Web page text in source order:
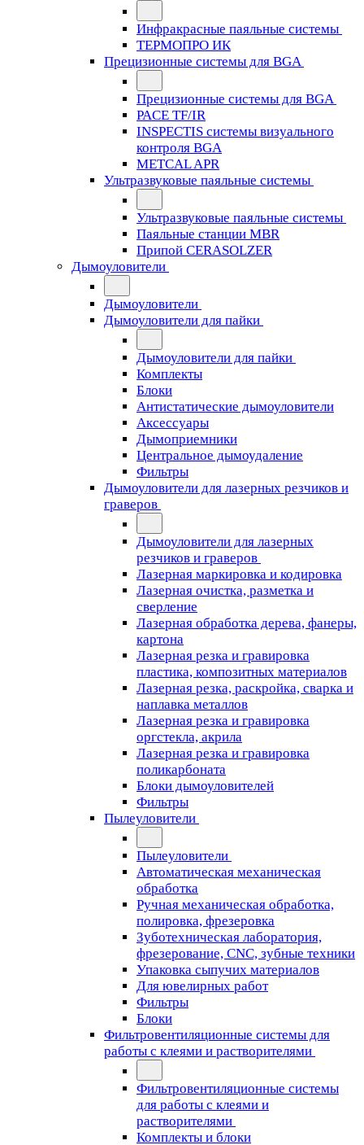
Инфракрасные паяльные системы
ТЕРМОПРО ИК
Прецизионные системы для BGA
Прецизионные системы для BGA
PACE TF/IR
INSPECTIS системы визуального
контроля BGA
METCAL APR
Ультразвуковые паяльные системы
Ультразвуковые паяльные системы
Паяльные станции MBR
Припой CERASOLZER
Дымоуловители
Дымоуловители
Дымоуловители для пайки
Дымоуловители для пайки
Комплекты
Блоки
Антистатические дымоуловители
Аксессуары
Дымоприемники
Центральное дымоудаление
Фильтры
Дымоуловители для лазерных резчиков и
граверов
Дымоуловители для лазерных
резчиков и граверов
Лазерная маркировка и кодировка
Лазерная очистка, разметка и
сверление
Лазерная обработка дерева, фанеры,
картона
Лазерная резка и гравировка
пластика, композитных материалов
Лазерная резка, раскройка, сварка и
наплавка металлов
Лазерная резка и гравировка
оргстекла, акрила
Лазерная резка и гравировка
поликарбоната
Блоки дымоуловителей
Фильтры
Пылеуловители
Пылеуловители
Автоматическая механическая
обработка
Ручная механическая обработка,
полировка, фрезеровка
Зуботехническая лаборатория,
фрезерование, CNC, зубные техники
Упаковка сыпучих материалов
Для ювелирных работ
Фильтры
Блоки
Фильтровентиляционные системы для
работы с клеями и растворителями
Фильтровентиляционные системы
для работы с клеями и
растворителями
Комплекты и блоки